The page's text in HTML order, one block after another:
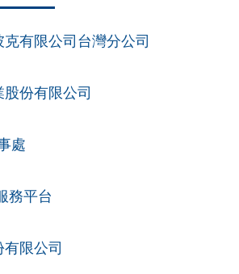
有限公司台灣分公司
份有限公司
處
務平台
限公司